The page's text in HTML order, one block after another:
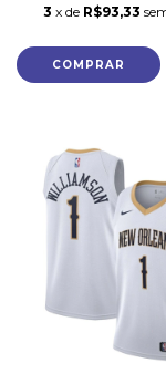
3 x de R$93,33
COMPRAR